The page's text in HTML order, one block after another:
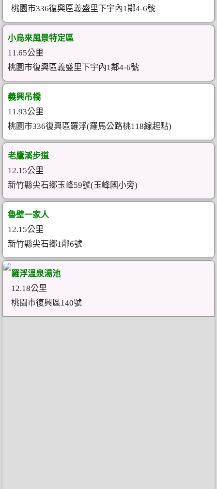
桃園市336復興區義盛里下宇內1鄰4-6號
小烏來風景特定區
11.65公里
桃園市復興區義盛里下宇內1鄰4-6號
義興吊橋
11.93公里
桃園市336復興區羅浮(羅馬公路桃118線起點)
老鷹溪步道
12.15公里
新竹縣尖石鄉玉峰59號(玉峰國小旁)
魯壁一家人
12.15公里
新竹縣尖石鄉1鄰6號
羅浮溫泉湯池
12.18公里
桃園市復興區140號